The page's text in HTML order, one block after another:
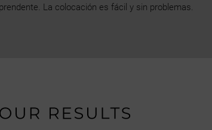
La colocación es fácil y sin problemas.